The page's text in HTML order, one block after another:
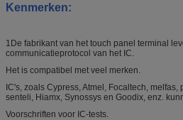
Kenmerken:
1De fabrikant van het touch panel terminal
communicatieprotocol van het IC.
Het is compatibel met veel merken.
IC's, zoals Cypress, Atmel, Focaltech, melfas,
senteli, Hiamx, Synossys en Goodix, enz.
Voorschriften voor IC-tests.